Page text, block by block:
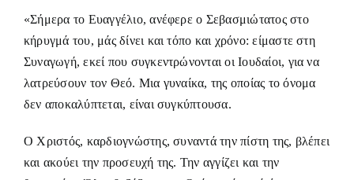
«Σήμερα το Ευαγγέλιο, ανέφερε ο Σεβασμιώτατος στο
κήρυγμά του, μάς δίνει και τόπο και χρόνο: είμαστε στη
Συναγωγή, εκεί που συγκεντρώνονται οι Ιουδαίοι, για να
λατρεύσουν τον Θεό. Μια γυναίκα, της οποίας το όνομα
δεν αποκαλύπτεται, είναι συγκύπτουσα.
Ο Χριστός, καρδιογνώστης, συναντά την πίστη της, βλέπει
και ακούει την προσευχή της. Την αγγίζει και την